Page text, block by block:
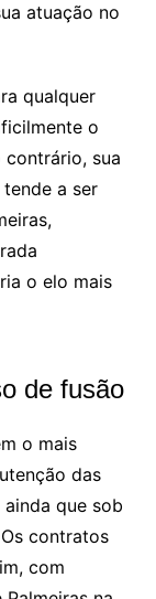
atuação no
qualquer
o
sua
a ser
o elo mais
de fusão
o mais
das
que sob
contratos
com